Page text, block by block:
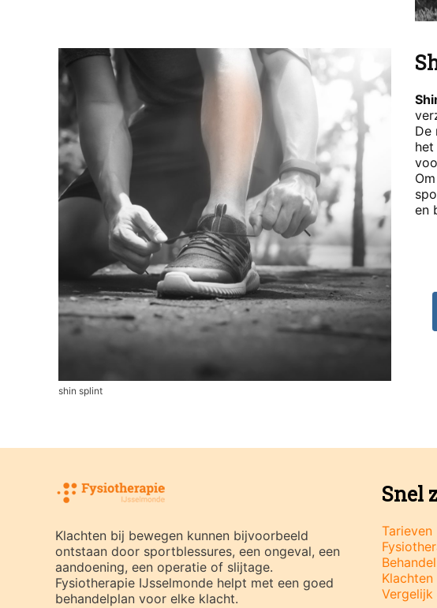
shin splint
De
en
Klachten bij bewegen kunnen bijvoorbeeld
ontstaan door sportblessures, een ongeval, een
aandoening, een operatie of slijtage.
Fysiotherapie IJsselmonde helpt met een goed
behandelplan voor elke klacht.
Snel
Tarieven
Klachten